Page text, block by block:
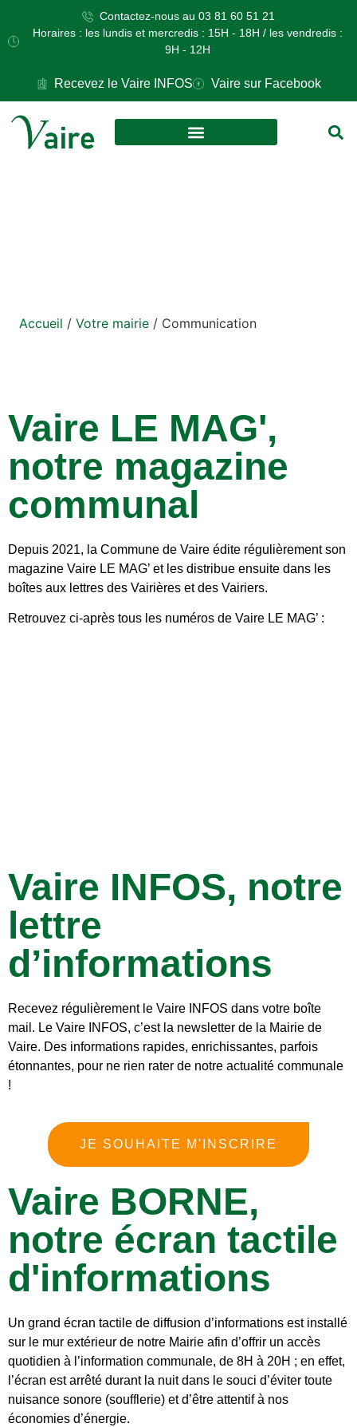
Contactez-nous au 03 81 60 51 21
Horaires : les lundis et mercredis : 15H - 18H / les vendredis :
9H - 12H
Recevez le Vaire INFOS Vaire sur Facebook
Accueil / Votre mairie / Communication
Vaire LE MAG',
notre magazine
communal
Depuis 2021, la Commune de Vaire édite régulièrement son
magazine Vaire LE MAG’ et les distribue ensuite dans les
boîtes aux lettres des Vairières et des Vairiers.
Retrouvez ci-après tous les numéros de Vaire LE MAG’ :
Vaire INFOS, notre
lettre
d’informations
Recevez régulièrement le Vaire INFOS dans votre boîte
mail. Le Vaire INFOS, c’est la newsletter de la Mairie de
Vaire. Des informations rapides, enrichissantes, parfois
étonnantes, pour ne rien rater de notre actualité communale
!
JE SOUHAITE M'INSCRIRE
Vaire BORNE,
notre écran tactile
d'informations
Un grand écran tactile de diffusion d’informations est installé
sur le mur extérieur de notre Mairie afin d’offrir un accès
quotidien à l’information communale, de 8H à 20H ; en effet,
l’écran est arrêté durant la nuit dans le souci d’éviter toute
nuisance sonore (soufflerie) et d’être attentif à nos
économies d’énergie.